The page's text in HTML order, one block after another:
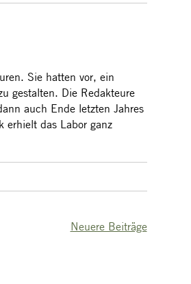
Sie hatten vor, ein
gestalten. Die Redakteure
auch Ende letzten Jahres
erhielt das Labor ganz
Neuere Beiträge